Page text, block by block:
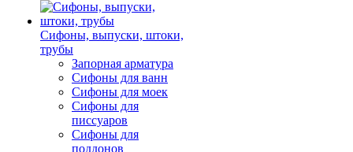
Сифоны, выпуски, штоки,
трубы
Запорная арматура
Сифоны для ванн
Сифоны для моек
Сифоны для
писсуаров
Сифоны для
поддонов